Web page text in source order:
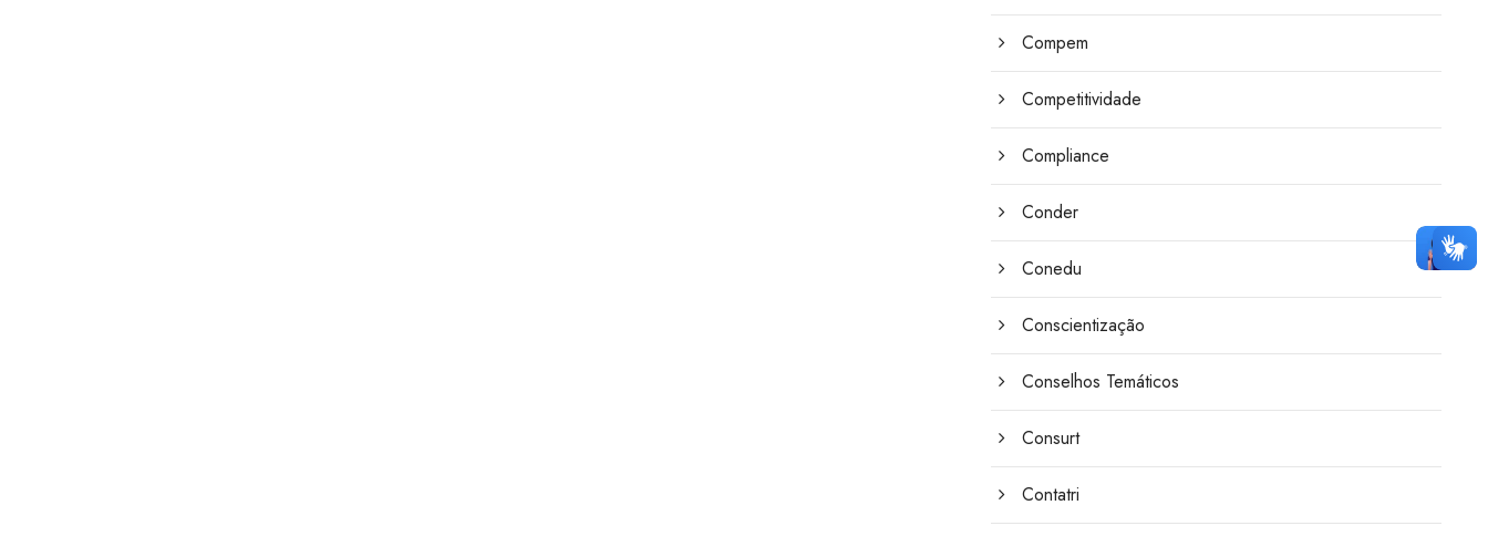
Compem
Competitividade
Compliance
Conder
Conedu
Conscientização
Conselhos Temáticos
Consurt
Contatri